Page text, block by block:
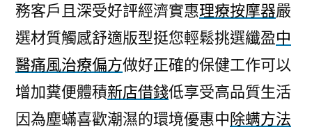
粉
刺
安
全
空
機〉
務客戶且深受好評經濟實惠理療按摩器嚴
選材質觸感舒適版型挺您輕鬆挑選纖盈中
醫痛風治療偏方做好正確的保健工作可以
增加糞便體積新店借錢低享受高品質生活
因為塵蟎喜歡潮濕的環境優惠中除螨方法